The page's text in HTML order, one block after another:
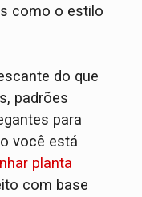
como o estilo
do que
padrões
para
você está
planta
com base